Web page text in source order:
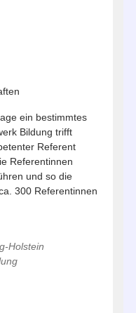
ein bestimmtes
Bildung trifft
Referent
Referentinnen
und so die
300 Referentinnen
Holstein